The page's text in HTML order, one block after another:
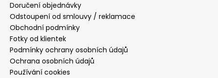
Doručení objednávky
Odstoupení od smlouvy / reklamace
Obchodní podmínky
Fotky od klientek
Podmínky ochrany osobních údajů
Ochrana osobních údajů
Používání cookies